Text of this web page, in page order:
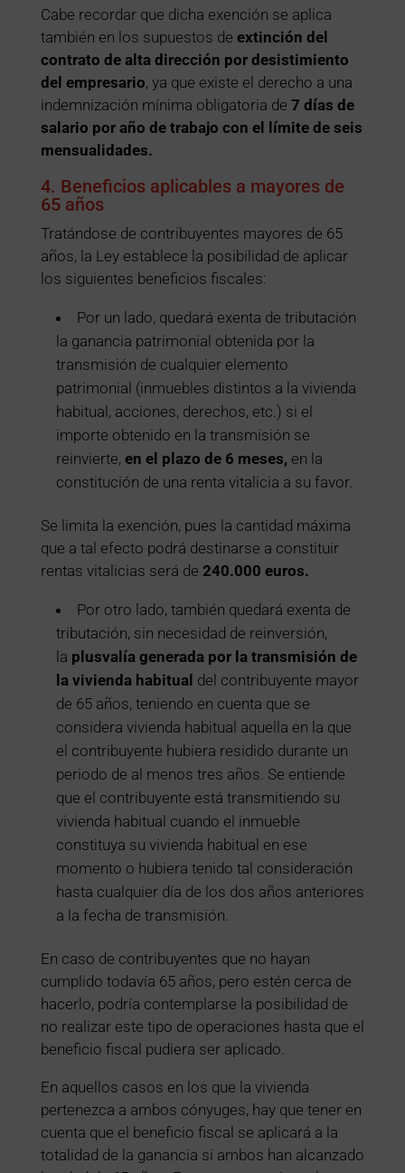
Cabe recordar que dicha exención se aplica
también en los supuestos de extinción del
contrato de alta dirección por desistimiento
del empresario, ya que existe el derecho a una
indemnización mínima obligatoria de 7 días de
salario por año de trabajo con el límite de seis
mensualidades.
4. Beneficios aplicables a mayores de
65 años
Tratándose de contribuyentes mayores de 65
años, la Ley establece la posibilidad de aplicar
los siguientes beneficios fiscales:
Por un lado, quedará exenta de tributación
la ganancia patrimonial obtenida por la
transmisión de cualquier elemento
patrimonial (inmuebles distintos a la vivienda
habitual, acciones, derechos, etc.) si el
importe obtenido en la transmisión se
reinvierte, en el plazo de 6 meses, en la
constitución de una renta vitalicia a su favor.
Se limita la exención, pues la cantidad máxima
que a tal efecto podrá destinarse a constituir
rentas vitalicias será de 240.000 euros.
Por otro lado, también quedará exenta de
tributación, sin necesidad de reinversión,
la plusvalía generada por la transmisión de
la vivienda habitual del contribuyente mayor
de 65 años, teniendo en cuenta que se
considera vivienda habitual aquella en la que
el contribuyente hubiera residido durante un
periodo de al menos tres años. Se entiende
que el contribuyente está transmitiendo su
vivienda habitual cuando el inmueble
constituya su vivienda habitual en ese
momento o hubiera tenido tal consideración
hasta cualquier día de los dos años anteriores
a la fecha de transmisión.
En caso de contribuyentes que no hayan
cumplido todavía 65 años, pero estén cerca de
hacerlo, podría contemplarse la posibilidad de
no realizar este tipo de operaciones hasta que el
beneficio fiscal pudiera ser aplicado.
En aquellos casos en los que la vivienda
pertenezca a ambos cónyuges, hay que tener en
cuenta que el beneficio fiscal se aplicará a la
totalidad de la ganancia si ambos han alcanzado